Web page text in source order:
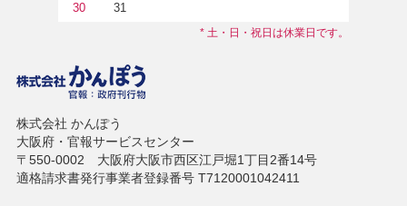
30 31
* 土・日・祝日は休業日です。
株式会社 かんぽう
大阪府・官報サービスセンター
〒550-0002 大阪府大阪市西区江戸堀1丁目2番14号
適格請求書発行事業者登録番号 T7120001042411